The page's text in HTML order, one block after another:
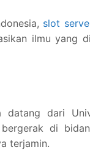
slot
ilmu yang
datang dari
di
terjamin.